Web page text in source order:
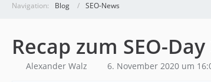
Navigation: Blog SEO-News
Recap zum SEO-
Alexander Walz 6. November 2020 um